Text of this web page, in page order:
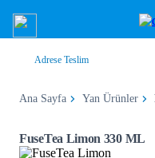
Adrese Teslim
Ana Sayfa Yan Ürünler
FuseTea Limon 330 ML